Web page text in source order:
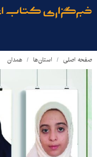
صفحه اصلی استان‌ها همدان